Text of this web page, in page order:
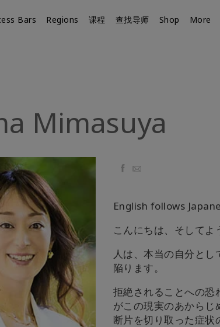
Bars Regions 课程 查找导师 Shop More
Mimasuya
Facebook
Email
English follows
こんにちは、そしてよ
人は、本当の自分と
陥ります。
拒絶されることへの恐
がこの現実のあから
断片を切り取った症状